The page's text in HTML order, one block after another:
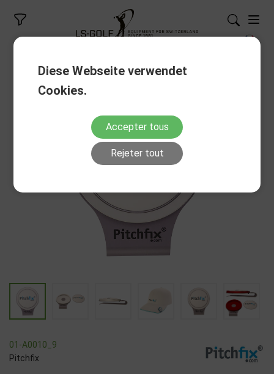
01-A0010_9
Pitchfix
Diese Webseite verwendet
Cookies.
Accepter tous
Rejeter tout